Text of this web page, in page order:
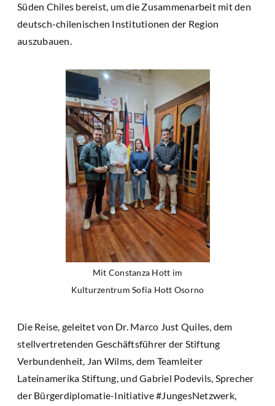
Süden Chiles bereist, um die Zusammenarbeit mit den
deutsch-chilenischen Institutionen der Region
auszubauen.
Mit Constanza Hott im
Kulturzentrum Sofia Hott Osorno
Die Reise, geleitet von Dr. Marco Just Quiles, dem
stellvertretenden Geschäftsführer der Stiftung
Verbundenheit, Jan Wilms, dem Teamleiter
Lateinamerika Stiftung, und Gabriel Podevils, Sprecher
der Bürgerdiplomatie-Initiative #JungesNetzwerk,